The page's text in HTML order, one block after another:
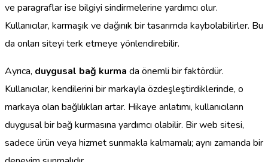
ve paragraflar ise bilgiyi sindirmelerine yardımcı olur.
Kullanıcılar, karmaşık ve dağınık bir tasarımda kaybolabilirler. Bu
da onları siteyi terk etmeye yönlendirebilir.
Ayrıca, duygusal bağ kurma da önemli bir faktördür.
Kullanıcılar, kendilerini bir markayla özdeşleştirdiklerinde, o
markaya olan bağlılıkları artar. Hikaye anlatımı, kullanıcıların
duygusal bir bağ kurmasına yardımcı olabilir. Bir web sitesi,
sadece ürün veya hizmet sunmakla kalmamalı; aynı zamanda bir